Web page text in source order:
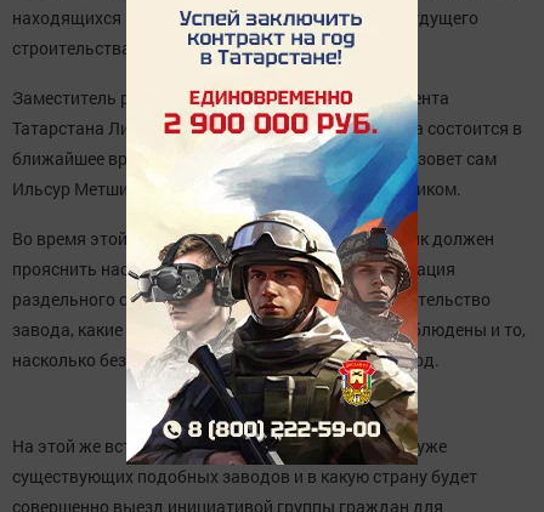
находящихся рядом с предполагаемым местом будущего
строительства мусоросжигающего завода.
Заместитель руководителя пресс-службы Президента
Татарстана Лилия Галимова уточнила, что встреча состоится в
ближайшее время, но конкретную дату и время на зовет сам
Ильсур Метшин, когда определится со своим графиком.
Во время этой встречи, столичный градоначальник должен
прояснить населению такие моменты, как организация
раздельного сбора мусора, как планируется строительство
завода, какие условия должны быть для этого соблюдены и то,
насколько безопасен и эффективен подобный завод.
На этой же встрече будет обсуждено - на какой из уже
существующих подобных заводов и в какую страну будет
совершенно выезд инициативой группы граждан для